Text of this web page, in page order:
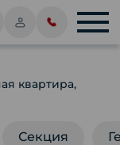
квартира,
Секция